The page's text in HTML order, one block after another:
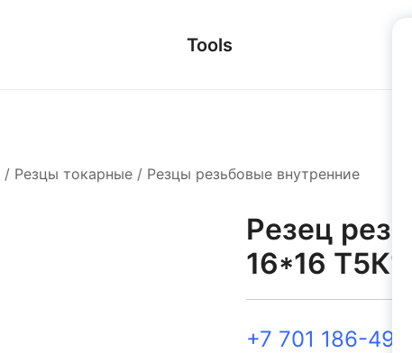
Tools
/ Резцы токарные / Резцы резьбовые внутренние
Резец
16*16 Т5К10
+7 701 186-49-